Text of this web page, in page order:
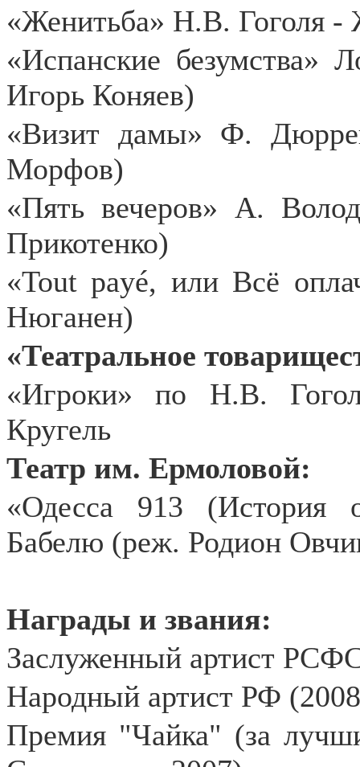
«Женитьба» Н.В. Гоголя
«Испанские безумства»
Игорь Коняев)
«Визит дамы» Ф.
Морфов)
«Пять вечеров» А.
Прикотенко)
«Tout payé, или Всё
Нюганен)
«Театральное
«Игроки» по Н.В.
Кругель
Театр им. Ермоловой:
«Одесса 913 (История
Бабелю (реж. Родион
Награды и звания:
Заслуженный артист
Народный артист РФ
Премия "Чайка" (за